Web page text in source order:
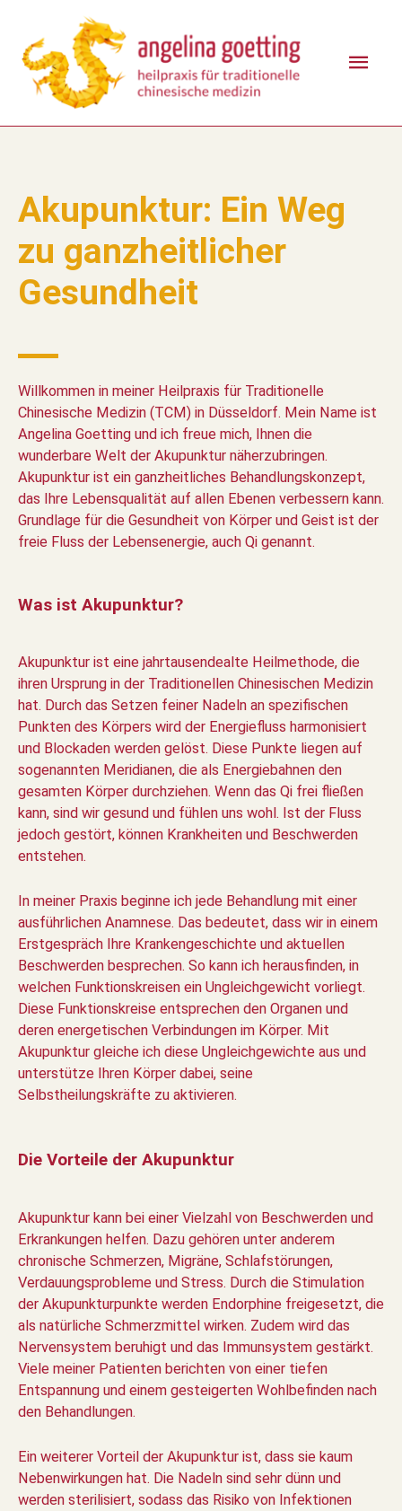
Akupunktur: Ein Weg
zu ganzheitlicher
Gesundheit
Willkommen in meiner Heilpraxis für Traditionelle
Chinesische Medizin (TCM) in Düsseldorf. Mein Name ist
Angelina Goetting und ich freue mich, Ihnen die
wunderbare Welt der Akupunktur näherzubringen.
Akupunktur ist ein ganzheitliches Behandlungskonzept,
das Ihre Lebensqualität auf allen Ebenen verbessern kann.
Grundlage für die Gesundheit von Körper und Geist ist der
freie Fluss der Lebensenergie, auch Qi genannt.
Was ist Akupunktur?
Akupunktur ist eine jahrtausendealte Heilmethode, die
ihren Ursprung in der Traditionellen Chinesischen Medizin
hat. Durch das Setzen feiner Nadeln an spezifischen
Punkten des Körpers wird der Energiefluss harmonisiert
und Blockaden werden gelöst. Diese Punkte liegen auf
sogenannten Meridianen, die als Energiebahnen den
gesamten Körper durchziehen. Wenn das Qi frei fließen
kann, sind wir gesund und fühlen uns wohl. Ist der Fluss
jedoch gestört, können Krankheiten und Beschwerden
entstehen.
In meiner Praxis beginne ich jede Behandlung mit einer
ausführlichen Anamnese. Das bedeutet, dass wir in einem
Erstgespräch Ihre Krankengeschichte und aktuellen
Beschwerden besprechen. So kann ich herausfinden, in
welchen Funktionskreisen ein Ungleichgewicht vorliegt.
Diese Funktionskreise entsprechen den Organen und
deren energetischen Verbindungen im Körper. Mit
Akupunktur gleiche ich diese Ungleichgewichte aus und
unterstütze Ihren Körper dabei, seine
Selbstheilungskräfte zu aktivieren.
Die Vorteile der Akupunktur
Akupunktur kann bei einer Vielzahl von Beschwerden und
Erkrankungen helfen. Dazu gehören unter anderem
chronische Schmerzen, Migräne, Schlafstörungen,
Verdauungsprobleme und Stress. Durch die Stimulation
der Akupunkturpunkte werden Endorphine freigesetzt, die
als natürliche Schmerzmittel wirken. Zudem wird das
Nervensystem beruhigt und das Immunsystem gestärkt.
Viele meiner Patienten berichten von einer tiefen
Entspannung und einem gesteigerten Wohlbefinden nach
den Behandlungen.
Ein weiterer Vorteil der Akupunktur ist, dass sie kaum
Nebenwirkungen hat. Die Nadeln sind sehr dünn und
werden sterilisiert, sodass das Risiko von Infektionen